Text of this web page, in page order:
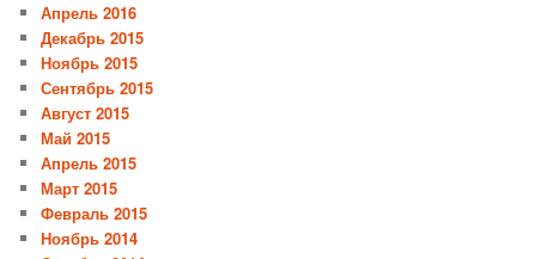
Апрель 2016
Декабрь 2015
Ноябрь 2015
Сентябрь 2015
Август 2015
Май 2015
Апрель 2015
Март 2015
Февраль 2015
Ноябрь 2014